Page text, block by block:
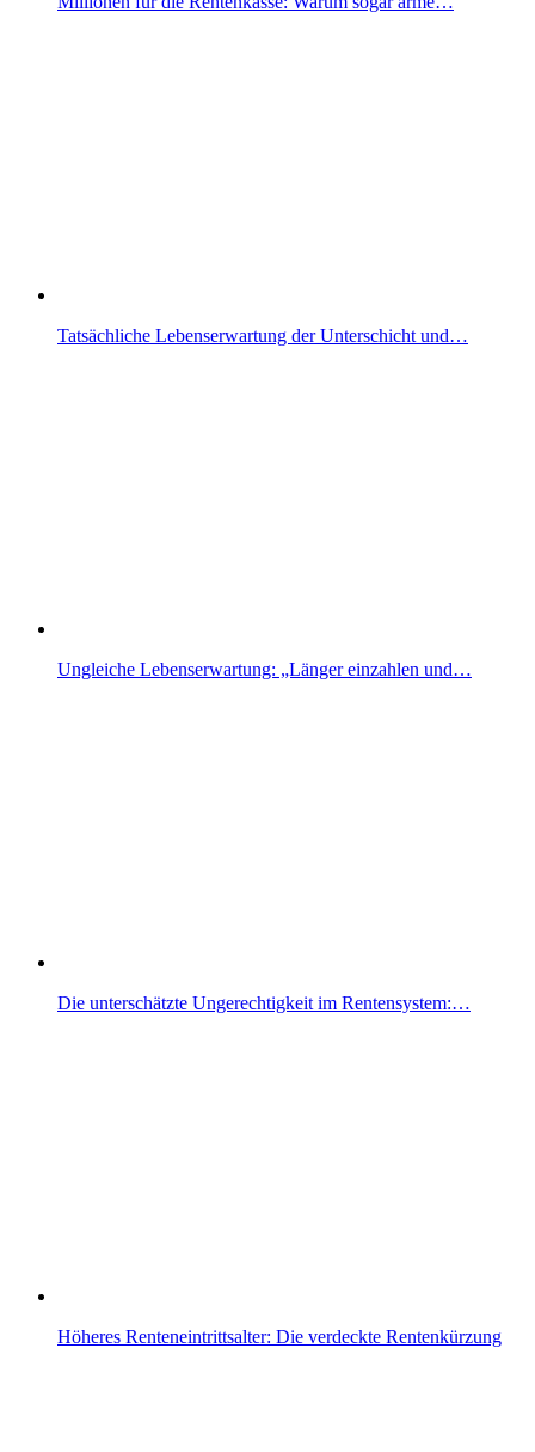
Tatsächliche Lebenserwartung der Unterschicht und…
Ungleiche Lebenserwartung: „Länger einzahlen und…
Die unterschätzte Ungerechtigkeit im Rentensystem:…
Höheres Renteneintrittsalter: Die verdeckte Rentenkürzung